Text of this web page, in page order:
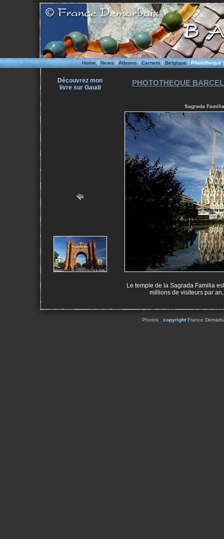
Home|News|Albums|Carnets|Belgique|Phototheque
Découvrez mon
livre sur Gaudi
PHOTOTHEQUE
Sagrada
Le temple de la Sagrada Familia
millions de visiteurs par
Photos : copyrightFrance